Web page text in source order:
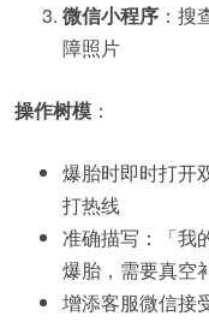
微信小程序 ：
障照片
操作树模 ：
爆胎时即时打
打热线
准确描写：「我
爆胎，需要真空
增添客服微信接